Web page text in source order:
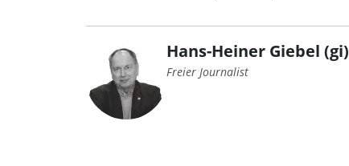
Hans-Heiner Giebel (gi)
Freier Journalist